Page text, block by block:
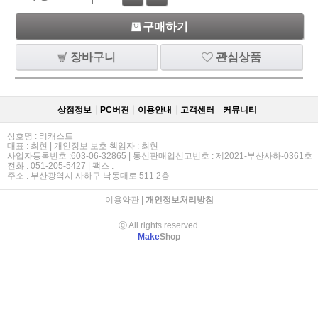
구매하기
장바구니 관심상품
상점정보 PC버젼 이용안내 고객센터 커뮤니티
상호명 : 리캐스트
대표 : 최현 | 개인정보 보호 책임자 : 최현
사업자등록번호 :603-06-32865 | 통신판매업신고번호 : 제2021-부산사하-0361호
전화 : 051-205-5427 | 팩스 :
주소 : 부산광역시 사하구 낙동대로 511 2층
이용약관| 개인정보처리방침
ⓒ All rights reserved.
MakeShop